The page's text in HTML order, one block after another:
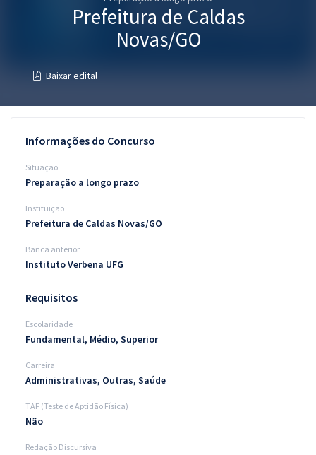
Questões grátis
Conteúdo gratuito
Aprovados
Atendimento
Prefeitura de Caldas
Novas/GO
Baixar edital
Informações do Concurso
Situação
Preparação a longo prazo
Instituição
Prefeitura de Caldas Novas/GO
Banca anterior
Instituto Verbena UFG
Requisitos
Escolaridade
Fundamental, Médio, Superior
Carreira
Administrativas, Outras, Saúde
TAF (Teste de Aptidão Física)
Não
Redação Discursiva